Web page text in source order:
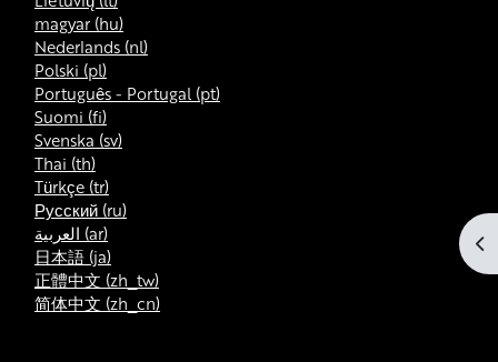
magyar ‎(hu)‎
Nederlands ‎(nl)‎
Polski ‎(pl)‎
Português - Portugal ‎(pt)‎
Suomi ‎(fi)‎
Svenska ‎(sv)‎
Thai ‎(th)‎
Türkçe ‎(tr)‎
Русский ‎(ru)‎
العربية ‎(ar)‎
日本語 ‎(ja)‎
正體中文 ‎(zh_tw)‎
简体中文 ‎(zh_cn)‎